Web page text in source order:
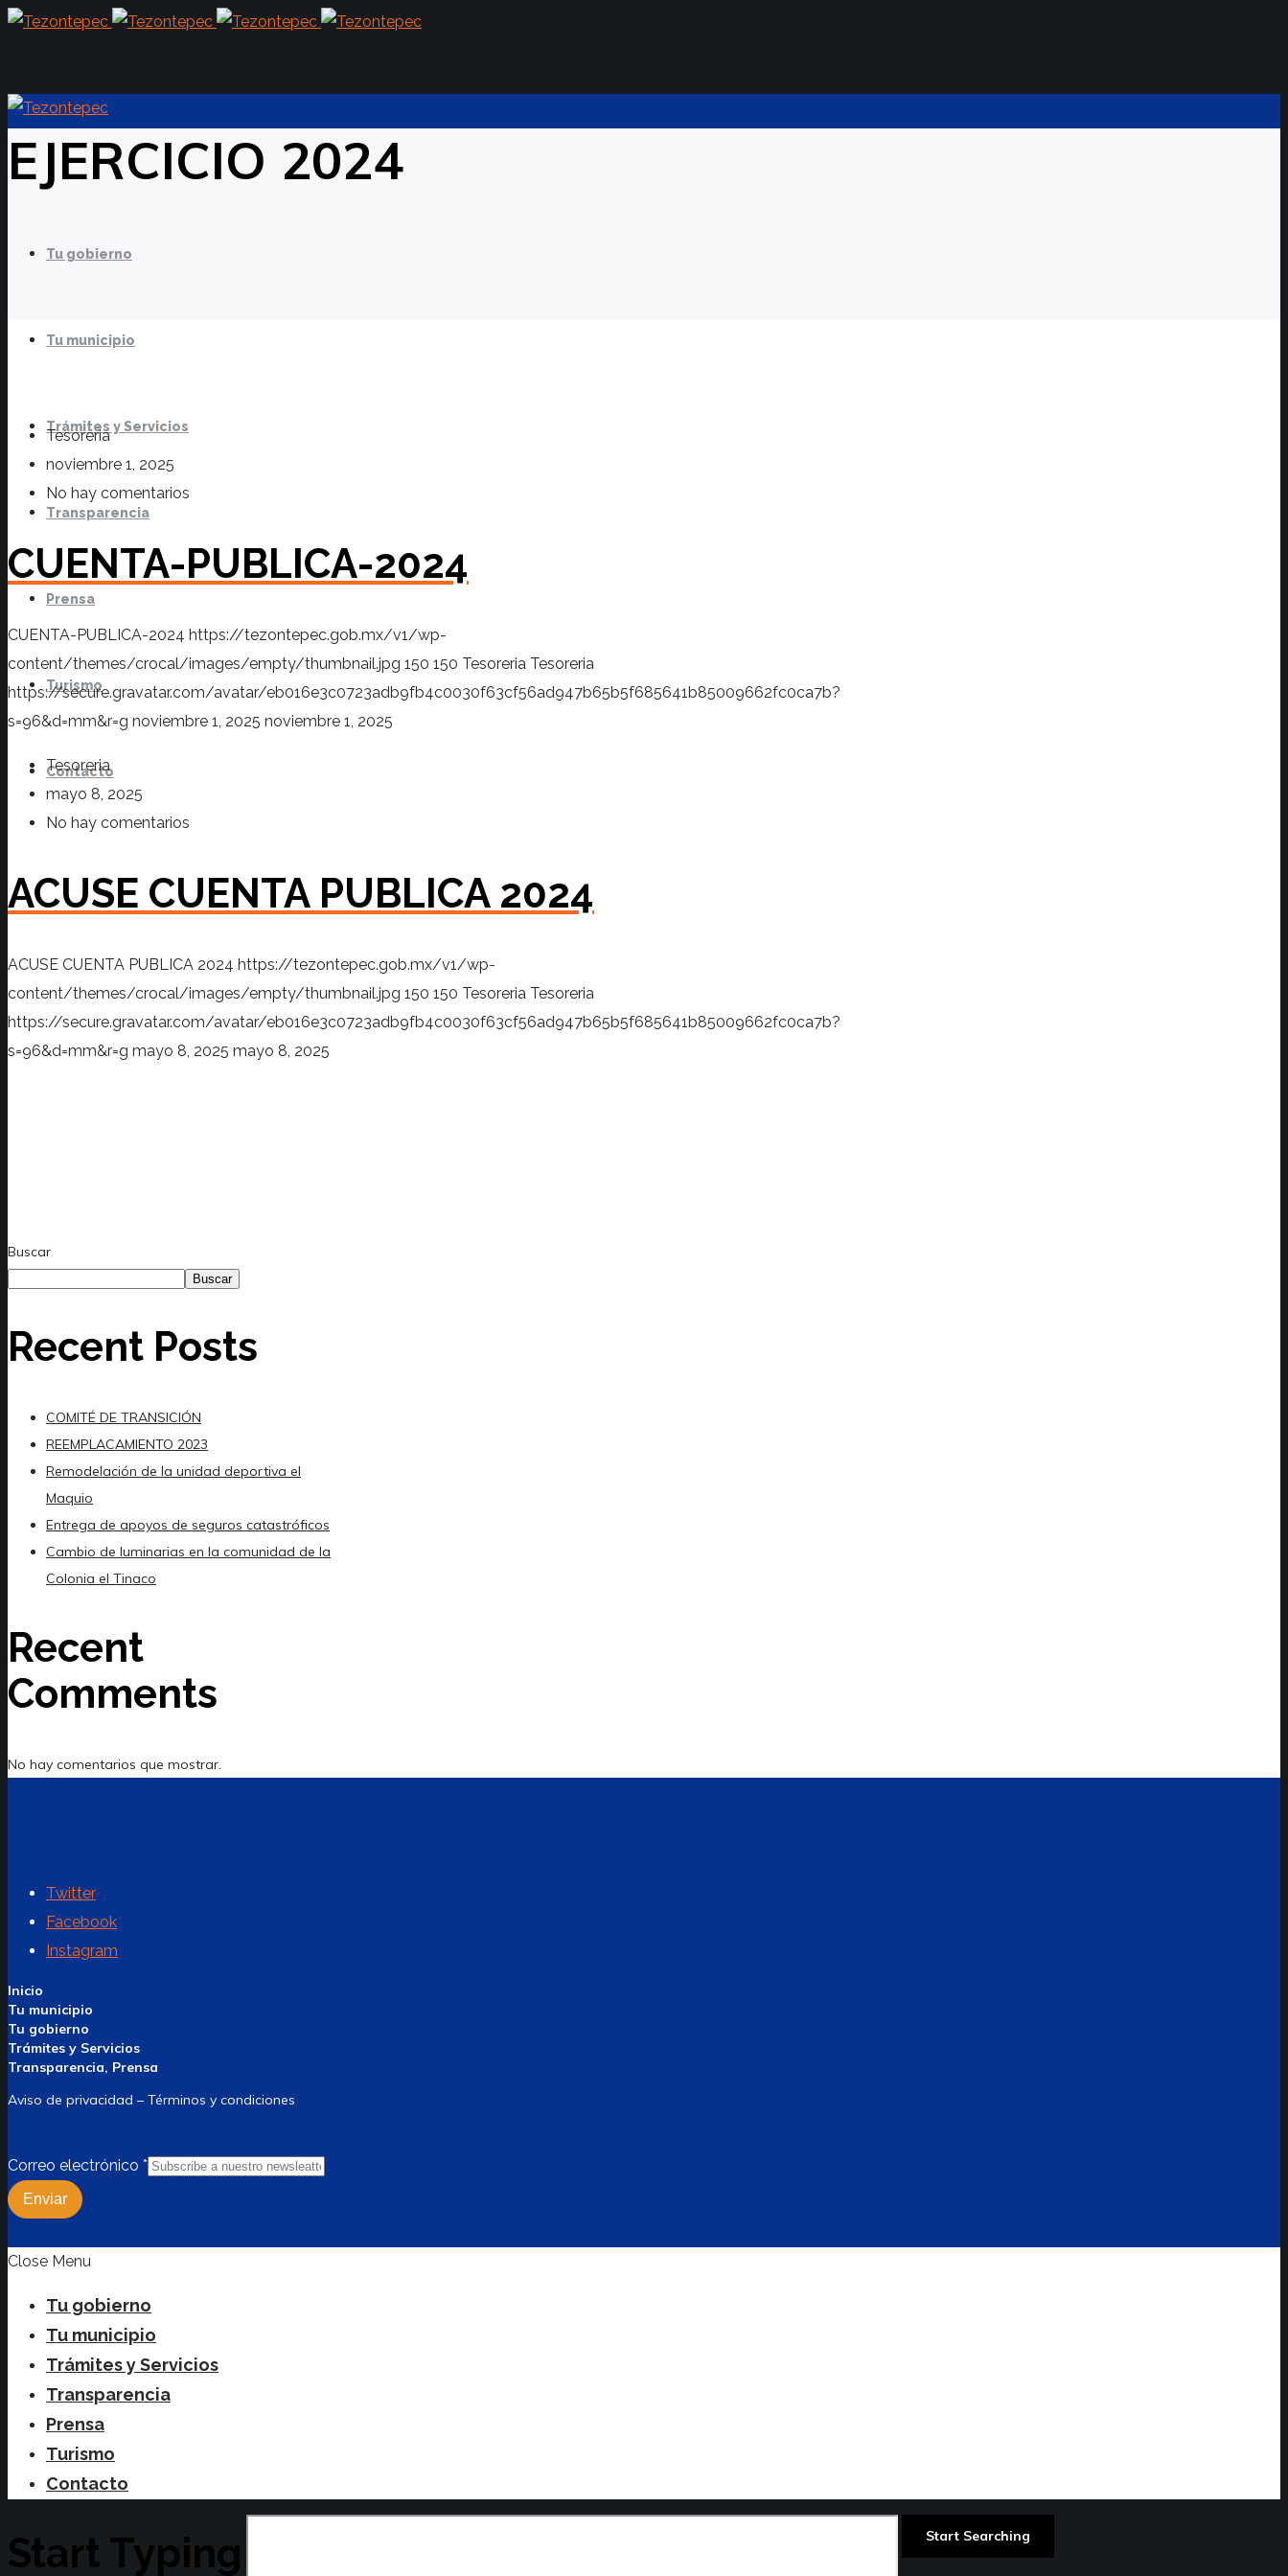
Tu gobierno
Tu municipio
Trámites y Servicios
Transparencia
Prensa
Turismo
Contacto
EJERCICIO 2024
Tesoreria
noviembre 1, 2025
No hay comentarios
CUENTA-PUBLICA-2024
CUENTA-PUBLICA-2024 https://tezontepec.gob.mx/v1/wp-
content/themes/crocal/images/empty/thumbnail.jpg 150 150 Tesoreria Tesoreria
https://secure.gravatar.com/avatar/eb016e3c0723adb9fb4c0030f63cf56ad947b65b5f685641b85009662fc0ca7b?
s=96&d=mm&r=g noviembre 1, 2025 noviembre 1, 2025
Tesoreria
mayo 8, 2025
No hay comentarios
ACUSE CUENTA PUBLICA 2024
ACUSE CUENTA PUBLICA 2024 https://tezontepec.gob.mx/v1/wp-
content/themes/crocal/images/empty/thumbnail.jpg 150 150 Tesoreria Tesoreria
https://secure.gravatar.com/avatar/eb016e3c0723adb9fb4c0030f63cf56ad947b65b5f685641b85009662fc0ca7b?
s=96&d=mm&r=g mayo 8, 2025 mayo 8, 2025
Buscar
Buscar
Recent Posts
COMITÉ DE TRANSICIÓN
REEMPLACAMIENTO 2023
Remodelación de la unidad deportiva el
Maquio
Entrega de apoyos de seguros catastróficos
Cambio de luminarias en la comunidad de la
Colonia el Tinaco
Recent
Comments
No hay comentarios que mostrar.
Twitter
Facebook
Instagram
Inicio
Tu municipio
Tu gobierno
Trámites y Servicios
Transparencia, Prensa
Aviso de privacidad – Términos y condiciones
Correo electrónico *
Enviar
Close Menu
Tu gobierno
Tu municipio
Trámites y Servicios
Transparencia
Prensa
Turismo
Contacto
Start Typing